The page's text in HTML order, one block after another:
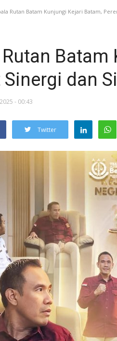
Rutan Batam Kunjungi Kejari Batam,
Sinergi dan
- 00:43
Twitter